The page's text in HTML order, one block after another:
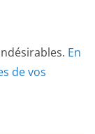
En
de vos